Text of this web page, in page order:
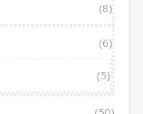
(8)
(6)
(5)